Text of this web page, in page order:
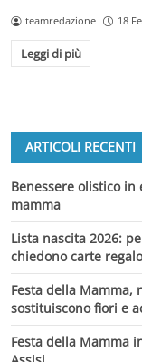
teamredazione 18
Leggi di più
ARTICOLI RECENTI
Benessere olistico
mamma
Lista nascita 2026:
chiedono carte
Festa della Mamma,
sostituiscono fiori e
Festa della Mamma